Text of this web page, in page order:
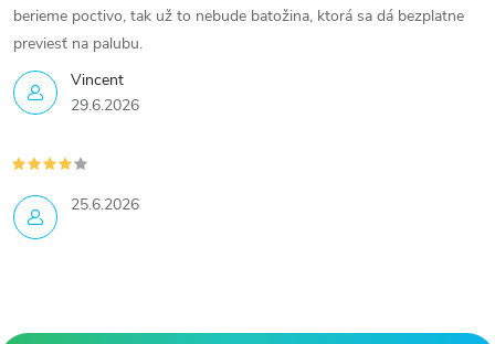
Vincent
29.6.2026
berieme poctivo, tak už to nebude batožina, ktorá sa dá bezplatne
previesť na palubu.
25.6.2026